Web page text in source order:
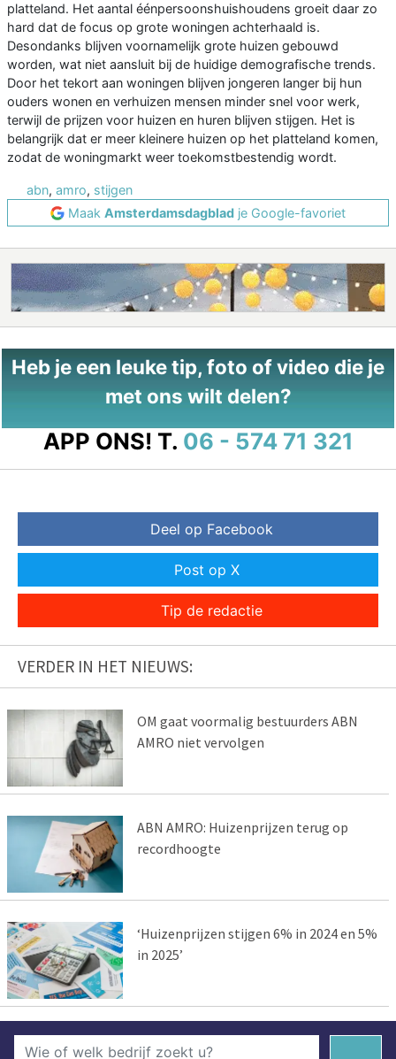
platteland. Het aantal éénpersoonshuishoudens groeit daar zo
hard dat de focus op grote woningen achterhaald is.
Desondanks blijven voornamelijk grote huizen gebouwd
worden, wat niet aansluit bij de huidige demografische trends.
Door het tekort aan woningen blijven jongeren langer bij hun
ouders wonen en verhuizen mensen minder snel voor werk,
terwijl de prijzen voor huizen en huren blijven stijgen. Het is
belangrijk dat er meer kleinere huizen op het platteland komen,
zodat de woningmarkt weer toekomstbestendig wordt.
abn, amro, stijgen
Maak Amsterdamsdagblad je Google-favoriet
Heb je een leuke tip, foto of video die je
met ons wilt delen?
APP ONS! T. 06 - 574 71 321
Deel op Facebook
Post op X
Tip de redactie
VERDER IN HET NIEUWS:
OM gaat voormalig bestuurders ABN
AMRO niet vervolgen
ABN AMRO: Huizenprijzen terug op
recordhoogte
‘Huizenprijzen stijgen 6% in 2024 en 5%
in 2025’